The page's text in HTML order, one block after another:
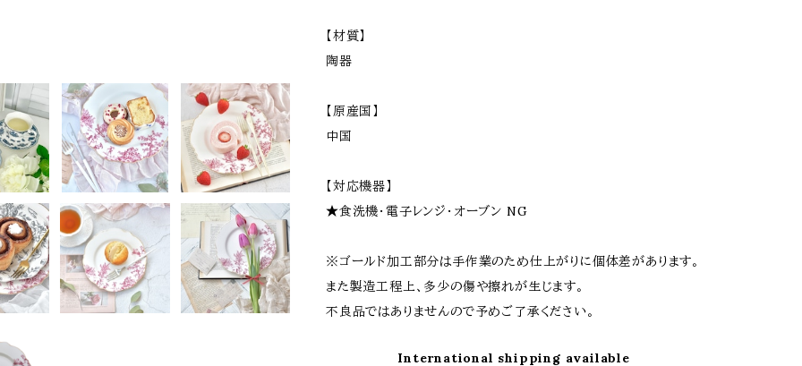
【材質】
陶器
【原産国】
中国
【対応機器】
★食洗機・電子レンジ・オーブン NG
※ゴールド加工部分は手作業のため仕上がりに個体差があります。
また製造工程上、多少の傷や擦れが生じます。
不良品ではありませんので予めご了承ください。
International shipping available